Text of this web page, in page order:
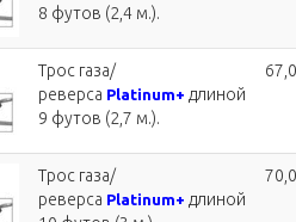
8 футов (2,4 м.).
Трос газа/
реверса Platinum+ длиной
9 футов (2,7 м.).
Трос газа/
реверса Platinum+ длиной